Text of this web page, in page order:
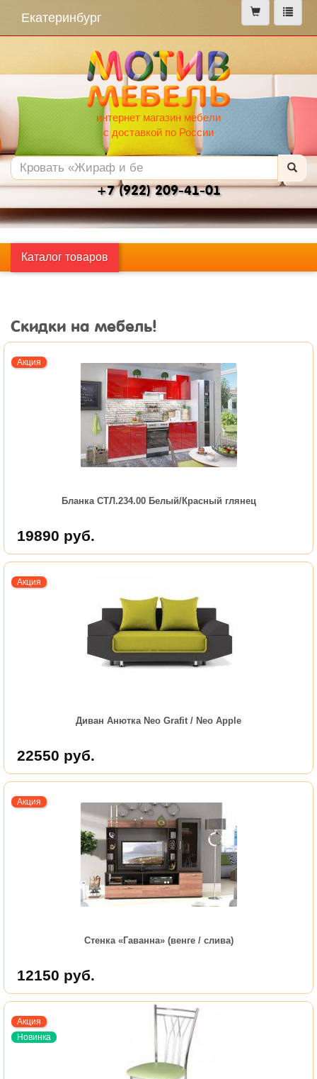
меню
Екатеринбург
интернет магазин мебели
с доставкой по России
+7 (922) 209-41-01
Каталог товаров
Скидки на мебель!
Бланка СТЛ.234.00 Белый/Красный глянец
19890 руб.
Акция
Диван Анютка Neo Grafit / Neo Apple
22550 руб.
Акция
Стенка «Гаванна» (венге / слива)
12150 руб.
Акция
Акция
Новинка